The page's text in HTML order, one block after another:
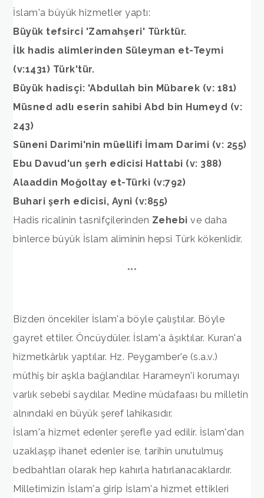
İslam'a büyük hizmetler yaptı:
Büyük tefsirci 'Zamahşeri' Türktür.
İlk hadis alimlerinden Süleyman et-Teymi
(v:1431) Türk'tür.
Büyük hadisçi: 'Abdullah bin Mübarek (v: 181)
Müsned adlı eserin sahibi Abd bin Humeyd (v:
243)
Süneni Darimi'nin müellifi İmam Darimi (v: 255)
Ebu Davud'un şerh edicisi Hattabi (v: 388)
Alaaddin Moğoltay et-Türki (v:792)
Buhari şerh edicisi, Ayni (v:855)
Hadis ricalinin tasnifçilerinden Zehebive daha
binlerce büyük İslam aliminin hepsi Türk kökenlidir.
***
Bizden öncekiler İslam'a böyle çalıştılar. Böyle
gayret ettiler. Öncüydüler. İslam'a âşıktılar. Kuran'a
hizmetkârlık yaptılar. Hz. Peygamber'e (s.a.v.)
müthiş bir aşkla bağlandılar. Harameyn'i korumayı
varlık sebebi saydılar. Medine müdafaası bu milletin
alnındaki en büyük şeref lahikasıdır.
İslam'a hizmet edenler şerefle yad edilir. İslam'dan
uzaklaşıp ihanet edenler ise, tarihin unutulmuş
bedbahtları olarak hep kahırla hatırlanacaklardır.
Milletimizin İslam'a girip İslam'a hizmet ettikleri